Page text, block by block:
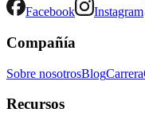
Facebook Instagram
Compañía
Sobre nosotrosBlogCarrera
Recursos